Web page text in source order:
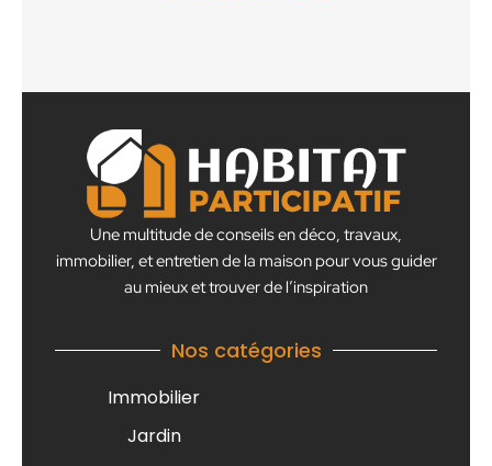
Une multitude de conseils en déco, travaux,
immobilier, et entretien de la maison pour vous guider
au mieux et trouver de l’inspiration
Nos catégories
Immobilier
Jardin